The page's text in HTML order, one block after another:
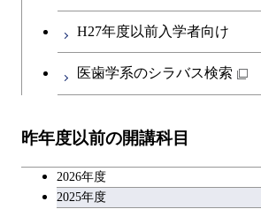
H27年度以前入学者向け
医歯学系のシラバス検索
昨年度以前の開講科目
2026年度
2025年度